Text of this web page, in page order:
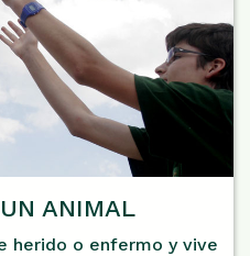
ANIMAL
herido o enfermo y vive